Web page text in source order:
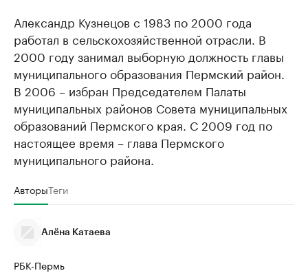
Александр Кузнецов с 1983 по 2000 года
работал в сельскохозяйственной отрасли. В
2000 году занимал выборную должность главы
муниципального образования Пермский район.
В 2006 – избран Председателем Палаты
муниципальных районов Совета муниципальных
образований Пермского края. С 2009 год по
настоящее время – глава Пермского
муниципального района.
АвторыТеги
Алёна Катаева
РБК-Пермь